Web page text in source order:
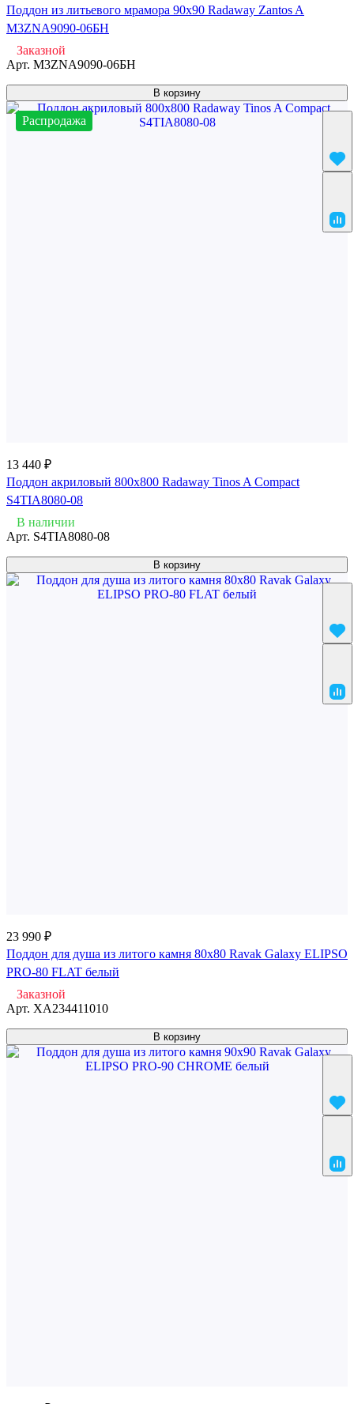
Поддон из литьевого мрамора 90x90 Radaway Zantos A
M3ZNA9090-06БН
Заказной
Арт. M3ZNA9090-06БН
В корзину
Распродажа
13 440 ₽
Поддон акриловый 800x800 Radaway Tinos A Compact
S4TIA8080-08
В наличии
Арт. S4TIA8080-08
В корзину
23 990 ₽
Поддон для душа из литого камня 80x80 Ravak Galaxy ELIPSO
PRO-80 FLAT белый
Заказной
Арт. XA234411010
В корзину